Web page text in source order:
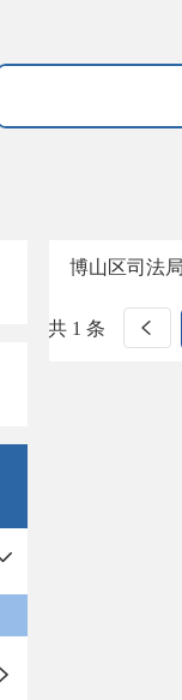
博山区司法
共 1 条